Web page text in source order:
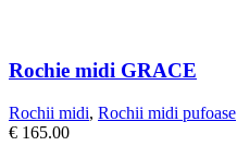
Rochie midi GRACE
Rochii midi, Rochii midi pufoase
€ 165.00